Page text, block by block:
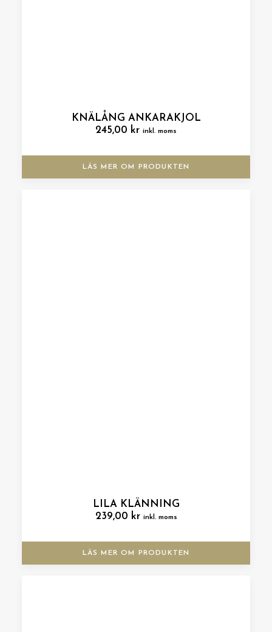
KNÄLÅNG ANKARAKJOL
245,00 kr inkl. moms
LÄS MER OM PRODUKTEN
LILA KLÄNNING
239,00 kr inkl. moms
LÄS MER OM PRODUKTEN